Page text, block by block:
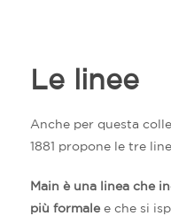
Le linee
Anche per questa
1881 propone le tre
Main è una linea che
più formalee che si